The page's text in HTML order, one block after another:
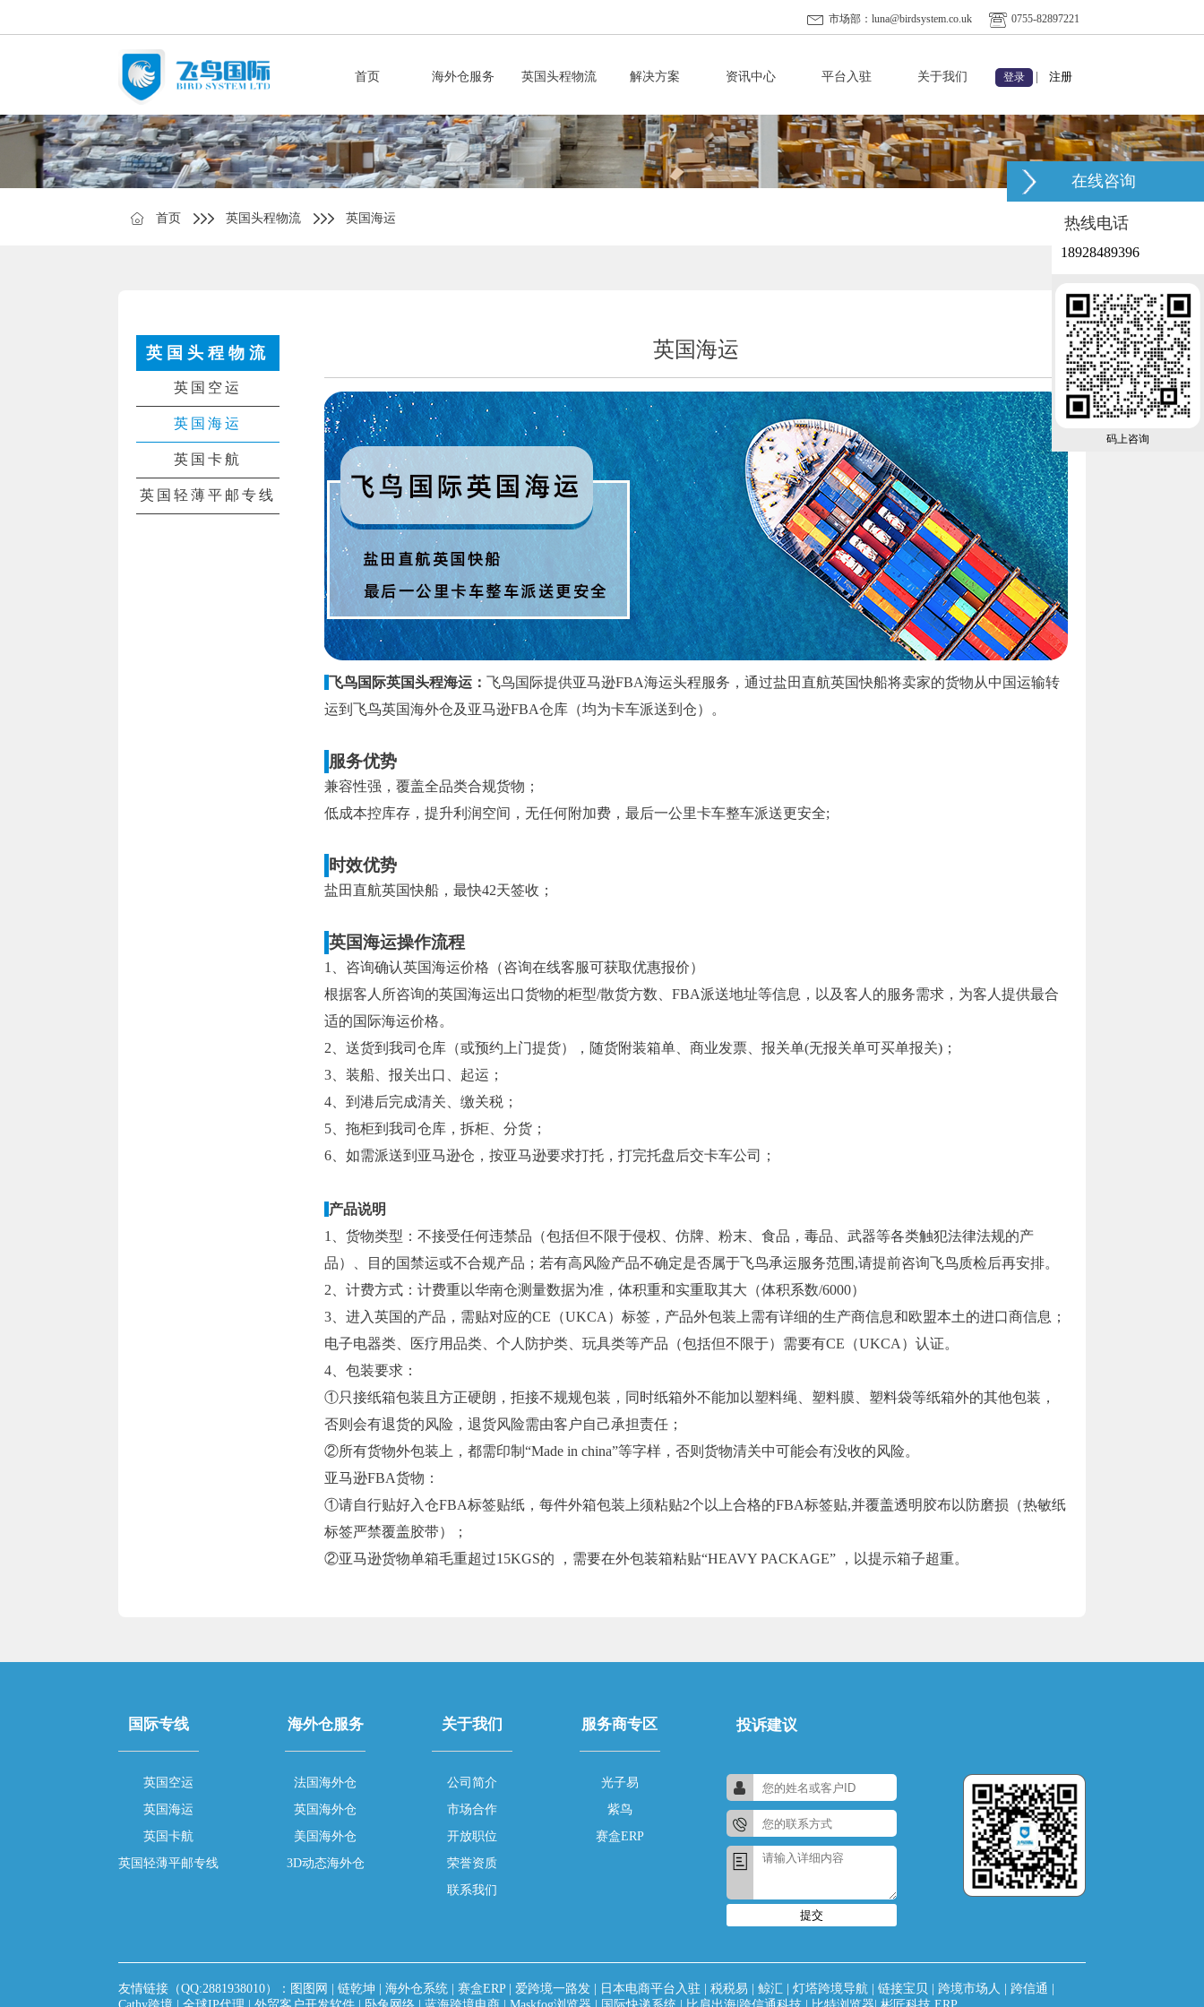
市场部：luna@birdsystem.co.uk 0755-82897221
首页 海外仓服务 英国头程物流 解决方案 资讯中心 平台入驻 关于我们 登录 注册
首页 英国头程物流 英国海运
英国头程物流
英国空运
英国海运
英国卡航
英国轻薄平邮专线
英国海运
飞鸟国际英国头程海运： 飞鸟国际提供亚马逊FBA海运头程服务，通过盐田直航英国快船将卖家的货物从中国运输转
运到飞鸟英国海外仓及亚马逊FBA仓库（均为卡车派送到仓）。
服务优势
兼容性强，覆盖全品类合规货物；
低成本控库存，提升利润空间，无任何附加费，最后一公里卡车整车派送更安全;
时效优势
盐田直航英国快船，最快42天签收；
英国海运操作流程
1、咨询确认英国海运价格（咨询在线客服可获取优惠报价）
根据客人所咨询的英国海运出口货物的柜型/散货方数、FBA派送地址等信息，以及客人的服务需求，为客人提供最合
适的国际海运价格。
2、送货到我司仓库（或预约上门提货），随货附装箱单、商业发票、报关单(无报关单可买单报关)；
3、装船、报关出口、起运；
4、到港后完成清关、缴关税；
5、拖柜到我司仓库，拆柜、分货；
6、如需派送到亚马逊仓，按亚马逊要求打托，打完托盘后交卡车公司；
产品说明
1、货物类型：不接受任何违禁品（包括但不限于侵权、仿牌、粉末、食品，毒品、武器等各类触犯法律法规的产
品）、目的国禁运或不合规产品；若有高风险产品不确定是否属于飞鸟承运服务范围,请提前咨询飞鸟质检后再安排。
2、计费方式：计费重以华南仓测量数据为准，体积重和实重取其大（体积系数/6000）
3、进入英国的产品，需贴对应的CE（UKCA）标签，产品外包装上需有详细的生产商信息和欧盟本土的进口商信息；
电子电器类、医疗用品类、个人防护类、玩具类等产品（包括但不限于）需要有CE（UKCA）认证。
4、包装要求：
①只接纸箱包装且方正硬朗，拒接不规规包装，同时纸箱外不能加以塑料绳、塑料膜、塑料袋等纸箱外的其他包装，
否则会有退货的风险，退货风险需由客户自己承担责任；
②所有货物外包装上，都需印制“Made in china”等字样，否则货物清关中可能会有没收的风险。
亚马逊FBA货物：
①请自行贴好入仓FBA标签贴纸，每件外箱包装上须粘贴2个以上合格的FBA标签贴,并覆盖透明胶布以防磨损（热敏纸
标签严禁覆盖胶带）；
②亚马逊货物单箱毛重超过15KGS的 ，需要在外包装箱粘贴“HEAVY PACKAGE” ，以提示箱子超重。
国际专线
英国空运
英国海运
英国卡航
英国轻薄平邮专线
海外仓服务
法国海外仓
英国海外仓
美国海外仓
3D动态海外仓
关于我们
公司简介
市场合作
开放职位
荣誉资质
联系我们
服务商专区
光子易
紫鸟
赛盒ERP
投诉建议
提交
友情链接（QQ:2881938010）： 图图网 链乾坤 海外仓系统 赛盒ERP| 爱跨境一路发 日本电商平台入驻 税税易 鲸汇 灯塔跨境导航 链接宝贝 跨境市场人 跨信通
在线咨询
热线电话
18928489396
码上咨询